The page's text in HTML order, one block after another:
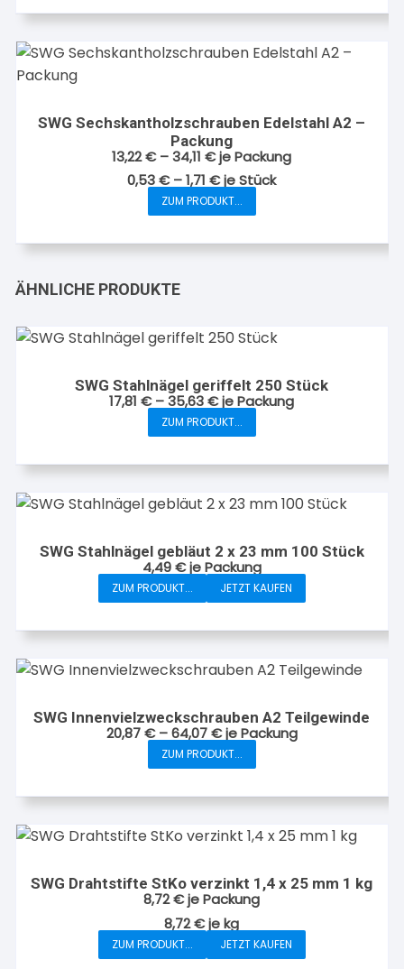
weist
mehrere
Optionen
können
auf
der
Produktseite
gewählt
SWG Sechskantholzschrauben Edelstahl A2 –
Packung
13,22€–34,11€je Packung
0,53€–1,71€jeStück
ZUM PRODUKT...
Dieses
weist
Die
können
auf
der
gewählt
ÄHNLICHE PRODUKTE
SWG Stahlnägel geriffelt 250 Stück
17,81€–35,63€je Packung
ZUM PRODUKT...
Dieses
weist
mehrere
Die
Optionen
können
auf
Produktseite
werden
SWG Stahlnägel gebläut 2 x 23 mm 100 Stück
4,49€je Packung
ZUM PRODUKT... JETZT KAUFEN
SWG Innenvielzweckschrauben A2 Teilgewinde
20,87€–64,07€je Packung
ZUM PRODUKT...
Dieses
weist
mehrere
Die
Optionen
können
auf
SWG Drahtstifte StKo verzinkt 1,4 x 25 mm 1 kg
8,72€je Packung
8,72€jekg
ZUM PRODUKT... JETZT KAUFEN